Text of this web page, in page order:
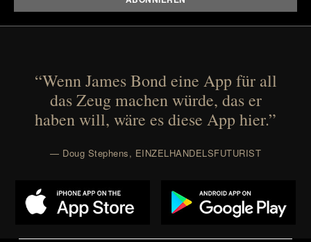
“Wenn James Bond eine App für all
das Zeug machen würde, das er
haben will, wäre es diese App hier.”
— Doug Stephens, EINZELHANDELSFUTURIST